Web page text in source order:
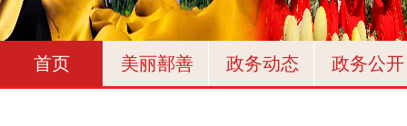
首页 美丽鄯善 政务动态 政务公开